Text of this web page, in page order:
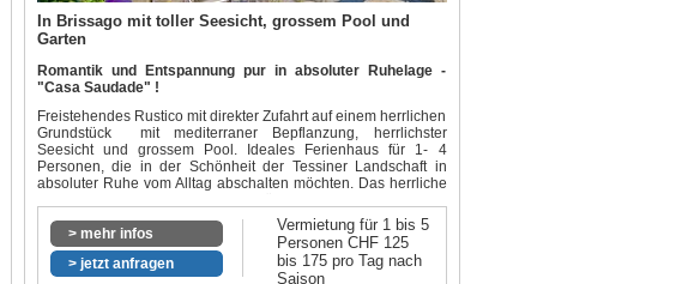
In Brissago mit toller Seesicht, grossem Pool und
Garten
Romantik und Entspannung pur in absoluter Ruhelage -
"Casa Saudade" !
Freistehendes Rustico mit direkter Zufahrt auf einem herrlichen
Grundstück mit mediterraner Bepflanzung, herrlichster
Seesicht und grossem Pool. Ideales Ferienhaus für 1- 4
Personen, die in der Schönheit der Tessiner Landschaft in
absoluter Ruhe vom Alltag abschalten möchten. Das herrliche
und sehr liebevoll möblierten Hauses, schenken Ihnen
unvergessliche Tage in diesem einmaligen Paradies. Die
Aussicht auf den Lago Maggiore bis weit nach Italien könnte
nicht schöner sein.
> mehr infos
> jetzt anfragen
Vermietung für 1 bis 5
Personen CHF 125
bis 175 pro Tag nach
Saison